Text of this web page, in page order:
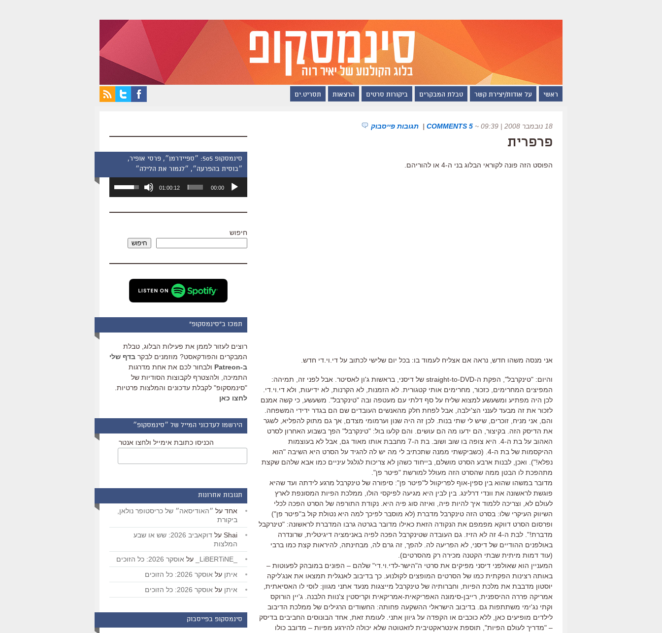
ראשי על אודות/יצירת קשר טבלת המבקרים ביקורות סרטים הרצאות תסריט.ים
18 נובמבר 2008 | 09:39 ~
5 COMMENTS
| תגובות פייסבוק
פרפרית
הפוסט הזה פונה לקוראי הבלוג בני ה-4 או להוריהם.
אני מנסה משהו חדש, נראה אם אצליח לעמוד בו: בכל יום שלישי לכתוב על די.וי.די חדש.
והיום: "טינקרבל", הפקת ה-straight-to-DVD של דיסני, בראשות ג'ון לאסיטר. אבל לפני זה, תמיהה:
המפיצים המחרימים, כזכור, מחרימים אותי קטגורית. לא הזמנות, לא הקרנות, לא ידיעות, ולא די.וי.די.
לכן היה מפתיע ומשעשע למצוא שליח על סף דלתי עם מעטפה ובה "טינקרבל". משעשע, כי קשה אמנם
לזכור את זה מבעד לענני הצ'ילבה, אבל לפחת חלק מהאנשים העובדים שם הם בגדר ידידי המשפחה.
והם, אני מניח, זוכרים, שיש לי שתי בנות. לכן זה היה שנון וערמומי מצדם, אך גם מתוק להפליא, לשגר
את הדיסק הזה. בקיצור, הם ידעו מה הם עושים. והם קלעו בול: "טינקרבל" הפך בשבוע האחרון לסרט
האהוב על בת ה-4. היא צופה בו שוב ושוב. בת ה-7 מחבבת אותו מאוד גם, אבל לא בעוצמות
ההיקסמות של בת ה-4. (כשביקשתי ממנה שתכתיב לי מה יש לה להגיד על הסרט היא השיבה "הוא
נפלא!"). ואכן, לבנות ארבע הסרט מושלם, בייחוד כשהן לא צריכות לגלגל עיניים כמו אבא שלהם שקצת
מתהפכת לו הבטן ממה שהסרט הזה מעולל למורשת "פיטר פן".
מדובר במשהו שהוא בין ספין-אוף לפריקוול ל"פיטר פן": סיפורה של טינקרבל מרגע לידתה ועד שהיא
פוגשת לראשונה את וונדי דרלינג. בין לבין היא מגיעה לפיקסי הולו, ממלכת הפיות המסונפת לארץ
לעולם לא, וצריכה ללמוד איך להיות פיה, ואיזה סוג פיה היא. נקודת התורפה של הסרט הפכה לכלי
השיווק העיקרי שלו: בסרט הזה טינקרבל מדברת (לא מוסבר לפיכך למה היא נטולת קול ב"פיטר פן")
ופרסום הסרט דווקא מפמפם את הנקודה הזאת כאילו מדובר בגרטה גרבו המדברת לראשונה: "טינרקבל
מדברת!". לבת ה-4 זה לא הזיז. גם העובדה שטינקרבל הפכה לפיה באנימציה דיגיטלית, שרונדרה
באולפנים ההודיים של דיסני, לא הפריעה לה. להפך, זה גרם לה, מבחינתה, להיראות קצת כמו ברבי
(עוד דמות מיתית שבתי הקטנה מכירה רק מהסרטים).
המעניין הוא שאולפני דיסני מפיקים את סרטי ה"הישר-לדי.וי.די" שלהם – הפונים במובהק לפעוטות –
באותה רצינות הפקתית כמו של הסרטים המופצים לקולנוע. כך בדיבוב לאנגלית תמצאו את אנג'ליקה
יוסטון מדבבת את מלכת הפיות, וחברותיה של טינקרבל מייצגות מנעד אתני מגוון: לוסי לו האסיאתית,
אמריקה פררה ההיספנית, רייבן-סימונה האפריקאית-אמריקאית וקריסטין צ'נוות הלבנה. ג'יין הורוקס
וקתי נג'ימי משתתפות גם. בדיבוב הישראלי ההשקעה פחותה: החשודים הרגילים של ממלכת הדיבוב
לילדים מופיעים כאן, ללא כוכבים או הקפדה על גיוון אתני. לעומת זאת, אחד הבונוסים החביבים בדיסק
– "מדריך לעולם הפיות", תוספת אינטראקטיבית לזאטוטה שלא יכולה להירגע מפיות – מדובב כולו
סינמסקופ 505: ״ספיידרמן״, פרסי אופיר,
״בוסית בהפרעה״, ״לגמור את הלילה״
אודיו
00:00
01:00:12
השתמש
כדי
שמע.
חיפוש
חיפוש
תמכו ב"סינמסקופ"
רוצים לעזור לממן את פעילות הבלוג, טבלת
המבקרים והפודקאסט? מוזמנים לבקר בדף שלי
ב-Patreon
ולבחור לכם את אחת מדרגות
התמיכה, ולהצטרף לקבוצות הסודיות של
"סינמסקופ" לקבלת עדכונים והמלצות פרטיות.
לחצו כאן
הירשמו לעדכוני המייל של ״סינמסקופ״
הכניסו כתובת אימייל ולחצו אנטר
תגובות אחרונות
אחד על ״האודיסאה״ של כריסטופר נולאן,
ביקורת
Shai על
דוקאביב 2026: שש או שבע
המלצות
על אוסקר 2026: כל הזוכים
איתן על אוסקר 2026: כל הזוכים
איתן על אוסקר 2026: כל הזוכים
סינמסקופ בפייסבוק